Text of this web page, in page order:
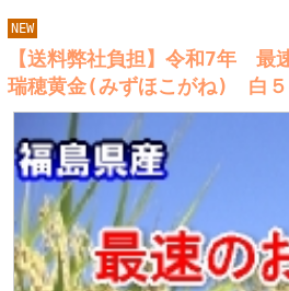
NEW
【送料弊社負担】令和7年
瑞穂黄金(みずほこがね) 白５